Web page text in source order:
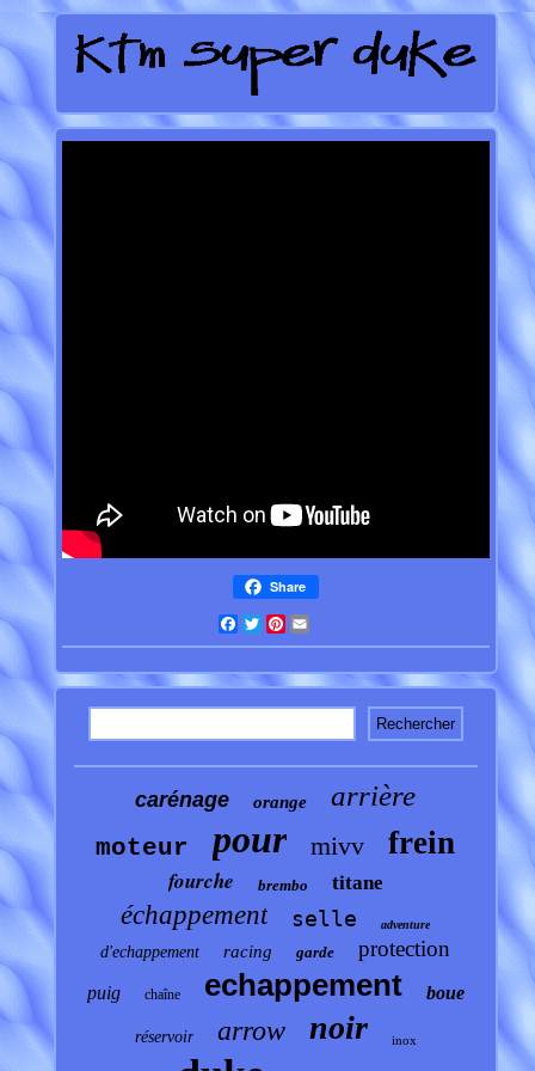
Share
Facebook
TwitterPinterest
carénage orange arrière
moteur pour mivv frein
fourche brembo titane
échappement selle adventure
d'echappement racing garde protection
puig chaîne echappement boue
réservoir arrow noir inox